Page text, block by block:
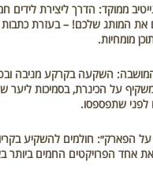
ממוקד: הדרך ליצירת לידים
את המותג שלכם! – בעזרת
מומחיות.
השקעה בקרקע מניבה
על הכינרת, בסמיכות ליער
לפני שתפספסו.
על הפארק״: חולמים להשקיע
אחד הפרויקטים החמים ביותר